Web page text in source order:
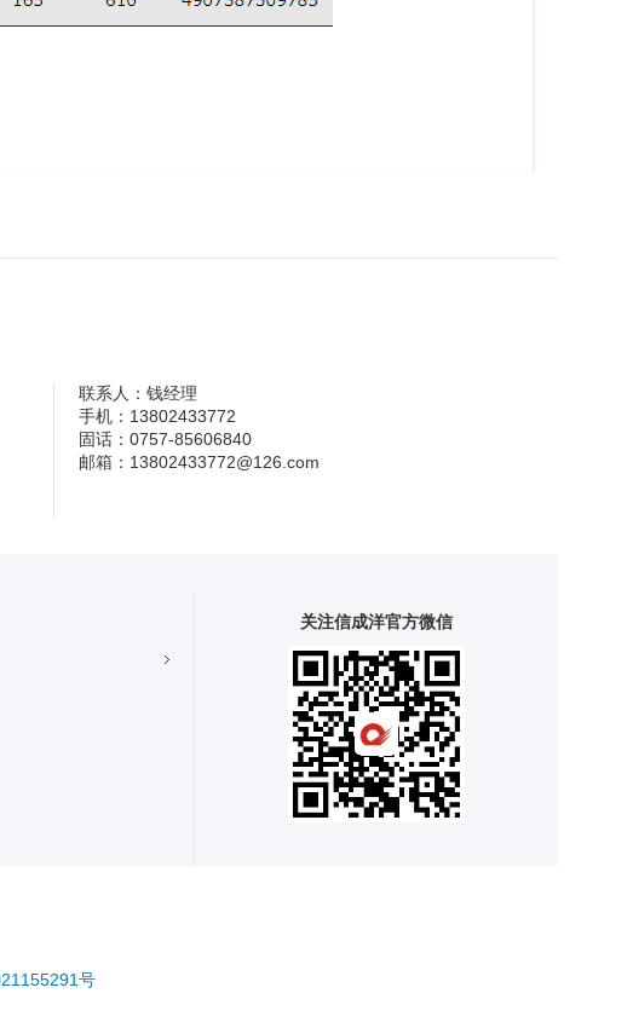
联系人： 钱经理
手机： 13802433772
固话： 0757-85606840
邮箱： 13802433772@126.com
关注信成洋官方微信
号